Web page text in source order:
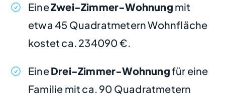
EineZwei-Zimmer-Wohnung mit
etwa 45 Quadratmetern Wohnfläche
kostet ca. 234090 €.
EineDrei-Zimmer-Wohnungfür eine
Familie mit ca. 90 Quadratmetern